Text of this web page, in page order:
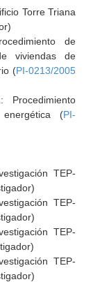
Torre Triana
de
viviendas de
(PI-0213/2005
Procedimiento
(PI-
TEP-
TEP-
TEP-
TEP-